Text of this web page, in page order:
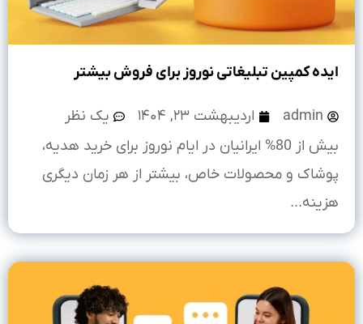
ایده کمپین تبلیغاتی نوروز برای فروش بیشتر
admin اردیبهشت ۲۳, ۱۴۰۴
یک نظر
بیش از 80% ایرانیان در ایام نوروز برای خرید هدیه،
پوشاک و محصولات خاص، بیشتر از هر زمان دیگری
هزینه...